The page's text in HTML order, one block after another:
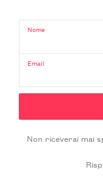
Nome
Email
Non riceverai mai